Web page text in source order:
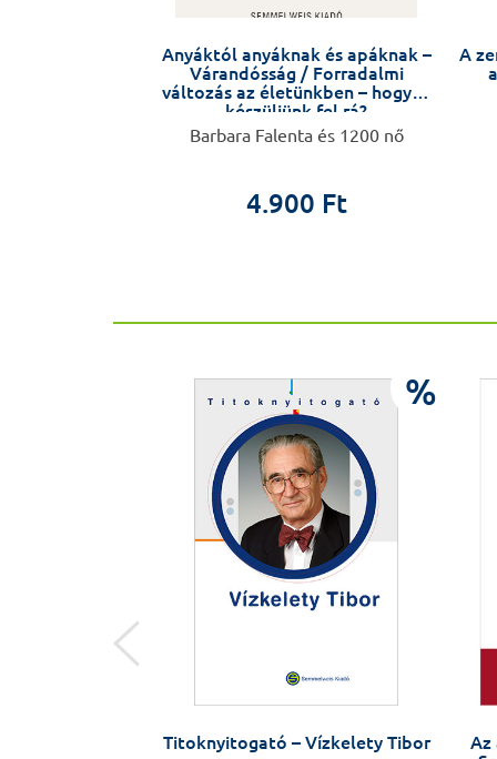
Anyáktól anyáknak és apáknak –
Várandósság / Forradalmi
változás az életünkben – hogyan
készüljünk fel rá?
Barbara Falenta és 1200 nő
4.900 Ft
A
%
Titoknyitogató – Vízkelety Tibor
Az